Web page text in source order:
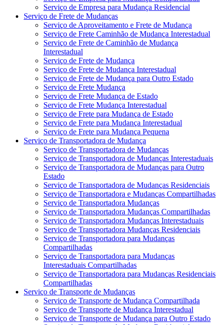
Serviço de Empresa para Mudança Residencial
Serviço de Frete de Mudanças
Serviço de Aproveitamento e Frete de Mudança
Serviço de Frete Caminhão de Mudança Interestadual
Serviço de Frete de Caminhão de Mudança
Interestadual
Serviço de Frete de Mudança
Serviço de Frete de Mudança Interestadual
Serviço de Frete de Mudança para Outro Estado
Serviço de Frete Mudança
Serviço de Frete Mudança de Estado
Serviço de Frete Mudança Interestadual
Serviço de Frete para Mudança de Estado
Serviço de Frete para Mudança Interestadual
Serviço de Frete para Mudança Pequena
Serviço de Transportadora de Mudança
Serviço de Transportadora de Mudanças
Serviço de Transportadora de Mudanças Interestaduais
Serviço de Transportadora de Mudanças para Outro
Estado
Serviço de Transportadora de Mudanças Residenciais
Serviço de Transportadora e Mudanças Compartilhadas
Serviço de Transportadora Mudanças
Serviço de Transportadora Mudanças Compartilhadas
Serviço de Transportadora Mudanças Interestaduais
Serviço de Transportadora Mudanças Residenciais
Serviço de Transportadora para Mudanças
Compartilhadas
Serviço de Transportadora para Mudanças
Interestaduais Compartilhadas
Serviço de Transportadora para Mudanças Residenciais
Compartilhadas
Serviço de Transporte de Mudanças
Serviço de Transporte de Mudança Compartilhada
Serviço de Transporte de Mudança Interestadual
Serviço de Transporte de Mudança para Outro Estado